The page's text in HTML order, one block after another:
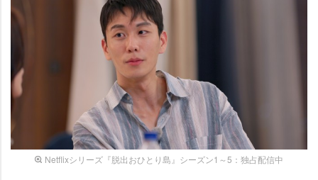
Netflixシリーズ『脱出おひとり島』シーズン1～5：独占配信中